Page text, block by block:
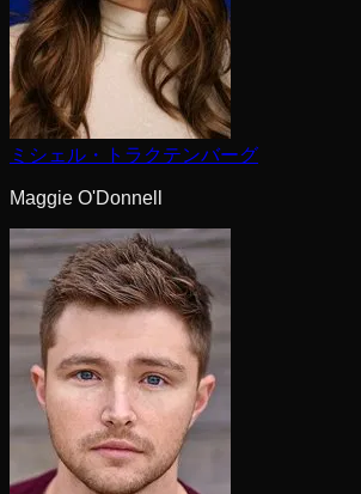
ミシェル・トラクテンバーグ
Maggie O'Donnell